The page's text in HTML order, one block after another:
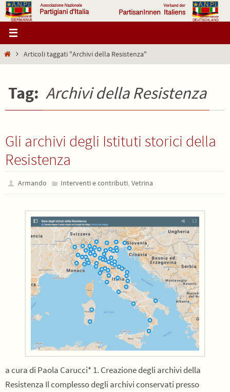
Salta
al
contenuto
HomeArticoli taggati "Archivi della Resistenza"
Tag: Archivi della Resistenza
Gli archivi degli Istituti storici della
Resistenza
Armando Interventi e contributi, Vetrina
a cura di Paola Carucci* 1. Creazione degli archivi della
Resistenza Il complesso degli archivi conservati presso